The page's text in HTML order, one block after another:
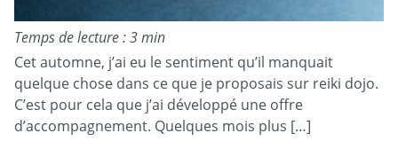
Temps de lecture : 3 min
Cet automne, j’ai eu le sentiment qu’il manquait
quelque chose dans ce que je proposais sur reiki dojo.
C’est pour cela que j’ai développé une offre
d’accompagnement. Quelques mois plus […]